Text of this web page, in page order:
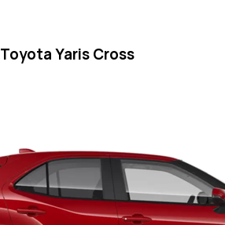
Toyota Yaris Cross